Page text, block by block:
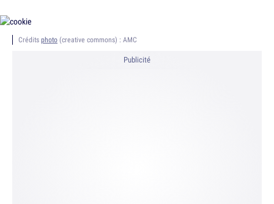
Crédits photo (creative commons) : AMC
Publicité